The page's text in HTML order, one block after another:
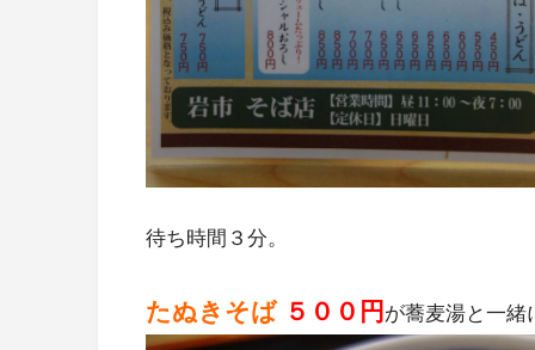
待ち時間３分。
たぬきそば ５００円 が蕎麦湯と一緒